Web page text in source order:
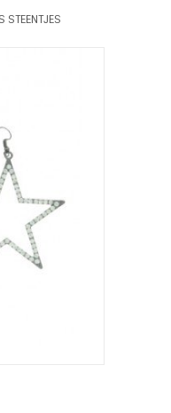
STEENTJES